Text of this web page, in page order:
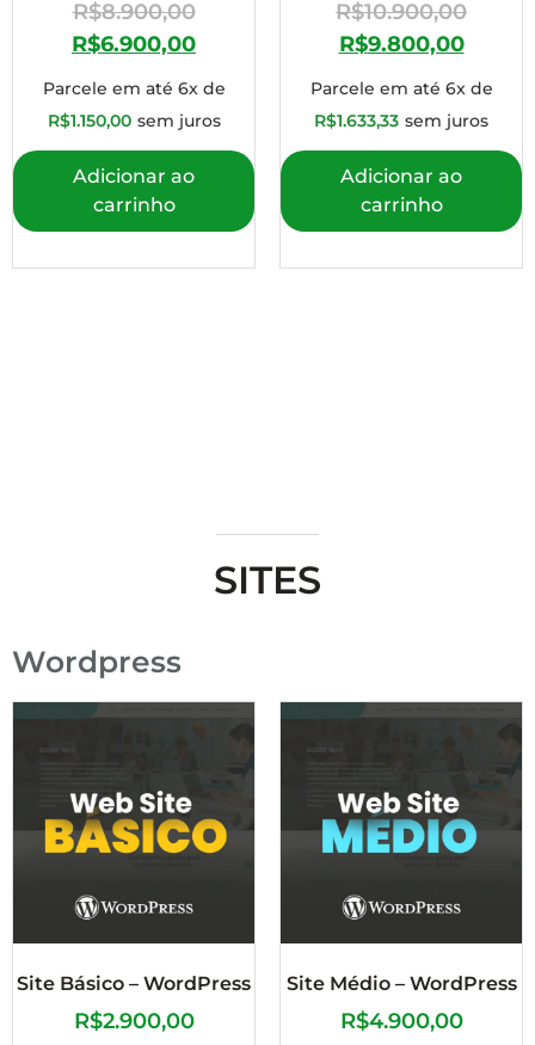
R$8.900,00
R$6.900,00
Parcele em até 6x de
R$1.150,00 sem juros
Adicionar ao
carrinho
R$10.900,00
R$9.800,00
Parcele em até 6x de
R$1.633,33 sem juros
Adicionar ao
carrinho
SITES
Wordpress
Site Básico – WordPress
R$2.900,00
Site Médio – WordPress
R$4.900,00